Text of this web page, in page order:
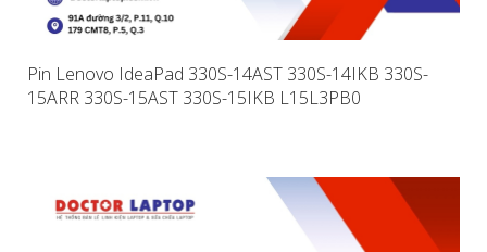
Pin Lenovo IdeaPad 330S-14AST 330S-14IKB 330S-
15ARR 330S-15AST 330S-15IKB L15L3PB0